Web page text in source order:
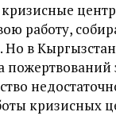
работу,
в
пожертвований
кризисных